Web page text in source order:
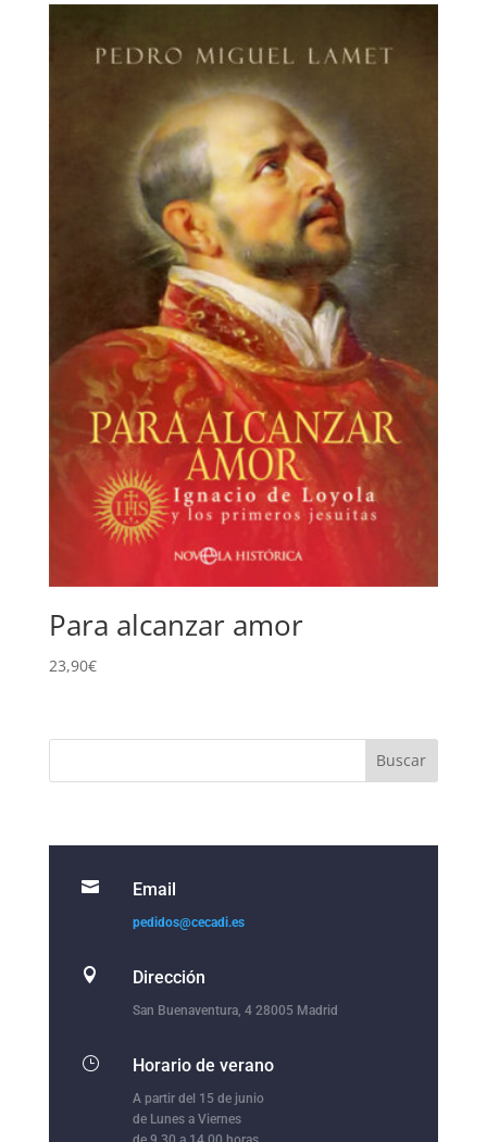
Para alcanzar amor
23,90€
 Email
pedidos@cecadi.es
 Dirección
San Buenaventura, 4 28005 Madrid
} Horario de verano
A partir del 15 de junio
de Lunes a Viernes